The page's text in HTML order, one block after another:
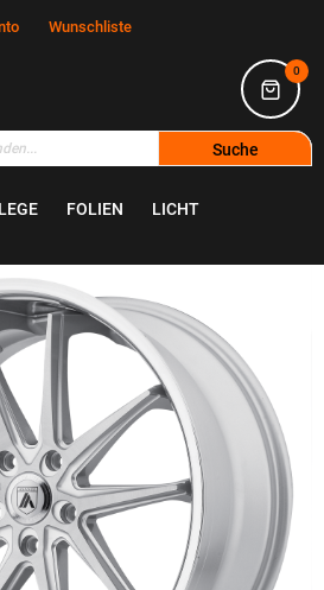
Wunschliste
0
Suche
FOLIEN
LICHT